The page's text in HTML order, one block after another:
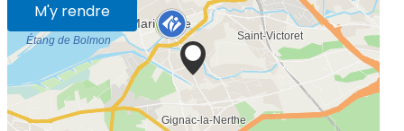
M'y rendre